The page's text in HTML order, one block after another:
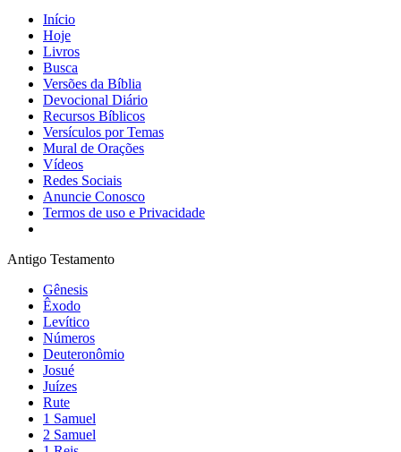
Início
Hoje
Livros
Busca
Versões da Bíblia
Devocional Diário
Recursos Bíblicos
Versículos por Temas
Mural de Orações
Vídeos
Redes Sociais
Anuncie Conosco
Termos de uso e Privacidade
Antigo Testamento
Gênesis
Êxodo
Levítico
Números
Deuteronômio
Josué
Juízes
Rute
1 Samuel
2 Samuel